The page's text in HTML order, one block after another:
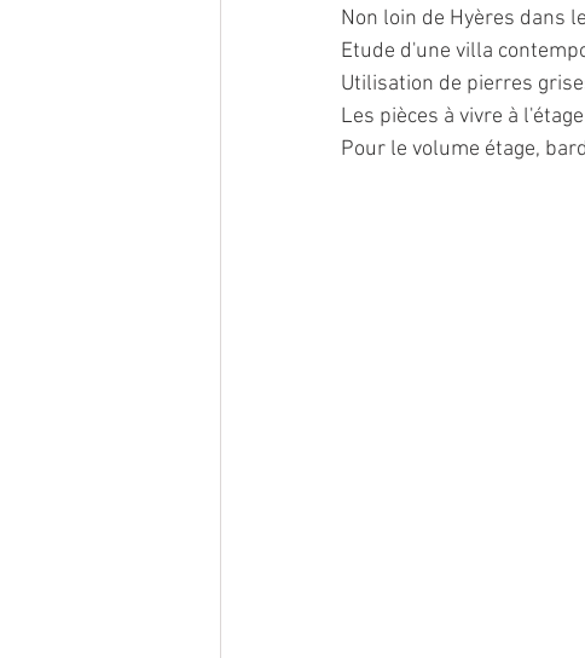
Non loin de Hyères dans
Etude d'une villa
Utilisation de pierres
Les pièces à vivre à
Pour le volume étage,